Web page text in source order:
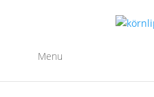
Menu